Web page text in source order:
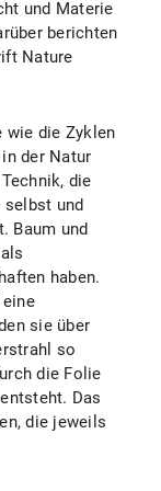
und Materie
berichten
Nature
wie die Zyklen
der Natur
die
selbst und
Baum und
haben.
sie über
so
die Folie
Das
die jeweils